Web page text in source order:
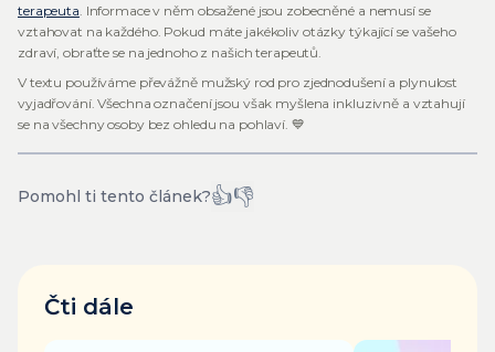
terapeuta. Informace v něm obsažené jsou zobecněné a nemusí se
vztahovat na každého. Pokud máte jakékoliv otázky týkající se vašeho
zdraví, obraťte se na jednoho z našich terapeutů.
V textu používáme převážně mužský rod pro zjednodušení a plynulost
vyjadřování. Všechna označení jsou však myšlena inkluzivně a vztahují
se na všechny osoby bez ohledu na pohlaví. 💙
Pomohl ti tento článek?👍👎
Čti dále